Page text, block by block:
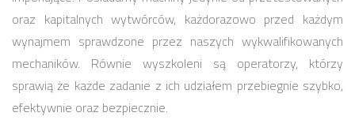
oraz kapitalnych wytwórców, każdorazowo przed każdym
wynajmem sprawdzone przez naszych wykwalifikowanych
mechaników. Równie wyszkoleni są operatorzy, którzy
sprawią że każde zadanie z ich udziałem przebiegnie szybko,
efektywnie oraz bezpiecznie.